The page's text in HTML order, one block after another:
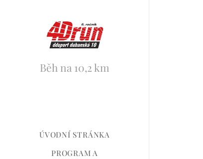
Běh na 10,2 km
ÚVODNÍ STRÁNKA
PROGRAM A